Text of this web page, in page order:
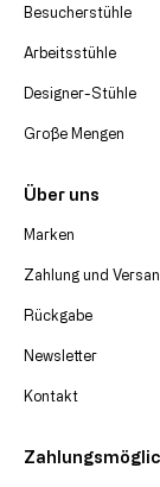
Besucherstühle
Arbeitsstühle
Designer-Stühle
Große Mengen
Über uns
Marken
Zahlung und
Rückgabe
Newsletter
Kontakt